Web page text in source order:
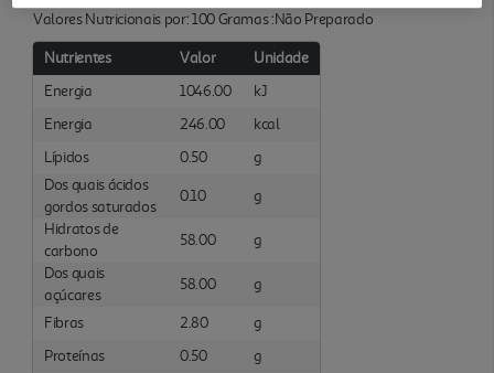
Valores Nutricionais por: 100 Gramas :Não Preparado
Nutrientes Valor
Unidade
Energia
1046.00
kJ
Energia
246.00
kcal
Lípidos
0.50
g
Dos quais ácidos
gordos saturados
0.10
g
Hidratos de
carbono
58.00
g
Dos quais
açúcares
58.00 g
Fibras 2.80
g
Proteínas
0.50
g